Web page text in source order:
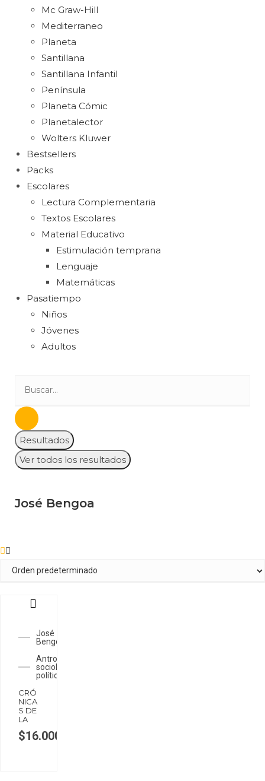
Mc Graw-Hill
Mediterraneo
Planeta
Santillana
Santillana Infantil
Península
Planeta Cómic
Planetalector
Wolters Kluwer
Bestsellers
Packs
Escolares
Lectura Complementaria
Textos Escolares
Material Educativo
Estimulación temprana
Lenguaje
Matemáticas
Pasatiempo
Niños
Jóvenes
Adultos
Resultados
Ver todos los resultados
José Bengoa
José
Bengoa
Antropología,
sociología y
política
CRÓ
NICA
S DE
LA
$16.000